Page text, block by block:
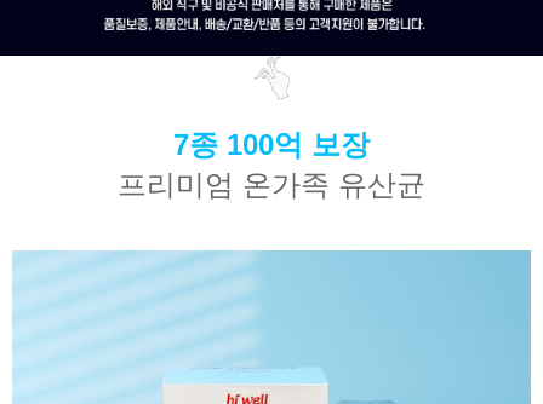
7종 100억 보장
프리미엄 온가족 유산균